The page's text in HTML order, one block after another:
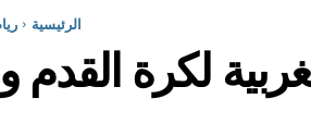
الرئيسية
لكرة